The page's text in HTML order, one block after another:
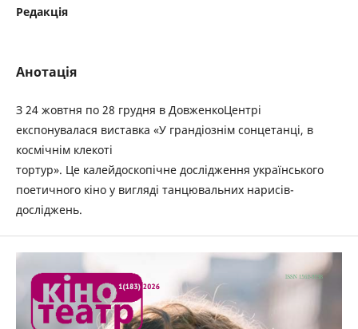
Редакція
Анотація
З 24 жовтня по 28 грудня в ДовженкоЦентрі
експонувалася виставка «У грандіознім сонцетанці, в
космічнім клекоті
тортур». Це калейдоскопічне дослідження українського
поетичного кіно у вигляді танцювальних нарисів-
досліджень.